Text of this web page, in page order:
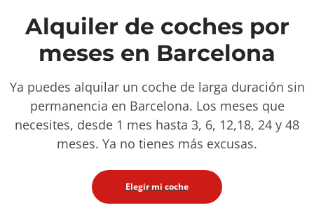
Alquiler de coches por
meses en Barcelona
Ya puedes alquilar un coche de larga duración sin
permanencia en Barcelona. Los meses que
necesites, desde 1 mes hasta 3, 6, 12,18, 24 y 48
meses. Ya no tienes más excusas.
Elegir mi coche